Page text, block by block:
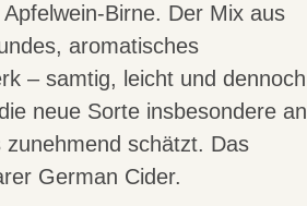
Birne. Der Mix aus
aromatisches
– samtig, leicht und dennoch
neue Sorte insbesondere an
schätzt. Das
German Cider.